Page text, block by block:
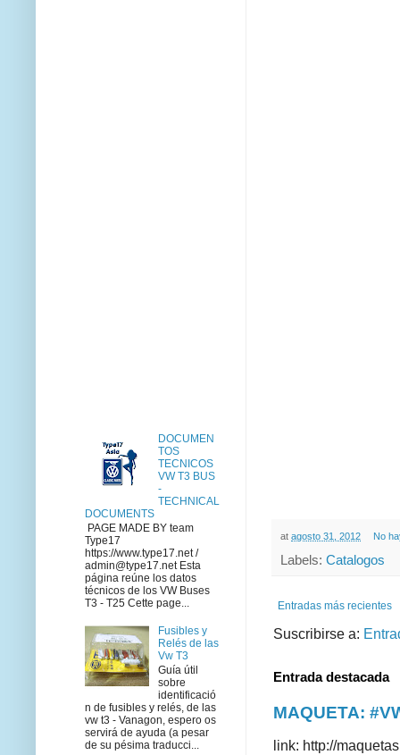
at agosto 31, 2012 No
Labels: Catalogos
Entradas más recientes
Suscribirse a:
Entrada destacada
MAQUETA:
link: http://
DOCUMEN
TOS
TECNICOS
VW T3 BUS
-
TECHNICAL
DOCUMENTS
PAGE MADE BY team
Type17
https://www.type17.net /
admin@type17.net Esta
página reúne los datos
técnicos de los VW Buses
T3 - T25 Cette page...
Fusibles y
Relés de las
Vw T3
Guía útil
sobre
identificació
n de fusibles y relés, de las
vw t3 - Vanagon, espero os
servirá de ayuda (a pesar
de su pésima traducci...